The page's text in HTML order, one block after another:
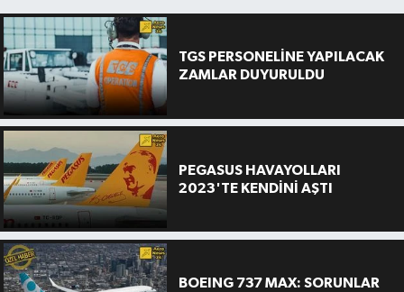
TGS PERSONELİNE YAPILACAK
ZAMLAR DUYURULDU
PEGASUS HAVAYOLLARI
2023'TE KENDİNİ AŞTI
BOEING 737 MAX: SORUNLAR